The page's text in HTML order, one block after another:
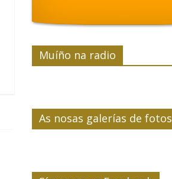
Muíño na radio
As nosas galerías de fotos